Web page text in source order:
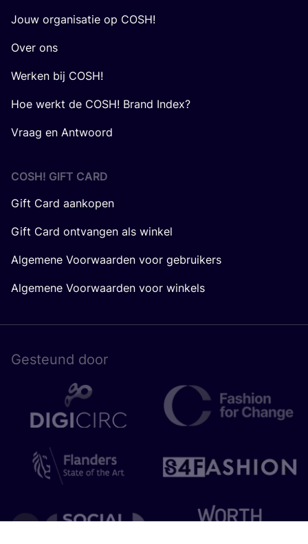
Jouw organisatie op COSH!
Over ons
Werken bij COSH!
Hoe werkt de COSH! Brand Index?
Vraag en Antwoord
COSH! GIFT CARD
Gift Card aankopen
Gift Card ontvangen als winkel
Algemene Voorwaarden voor gebruikers
Algemene Voorwaarden voor winkels
Gesteund door